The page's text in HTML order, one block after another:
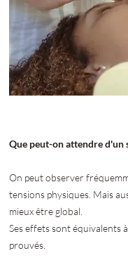
Que peut-on attendre d'un
On peut observer
tensions physiques. Mais
mieux être global.
Ses effets sont équivalents
prouvés.